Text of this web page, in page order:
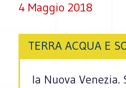
4 Maggio 2018
TERRA ACQUA E
la Nuova Venezia.